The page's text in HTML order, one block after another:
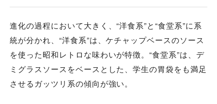
進化の過程において大きく、“洋食系”と“食堂系”に系
統が分かれ、“洋食系”は、ケチャップベースのソース
を使った昭和レトロな味わいが特徴。“食堂系”は、デ
ミグラスソースをベースとした、学生の胃袋をも満足
させるガッツリ系の傾向が強い。